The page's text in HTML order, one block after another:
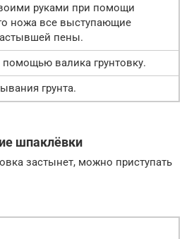
руками при помощи
ножа все выступающие
пены.
валика грунтовку.
грунта.
шпаклёвки
застынет, можно приступать